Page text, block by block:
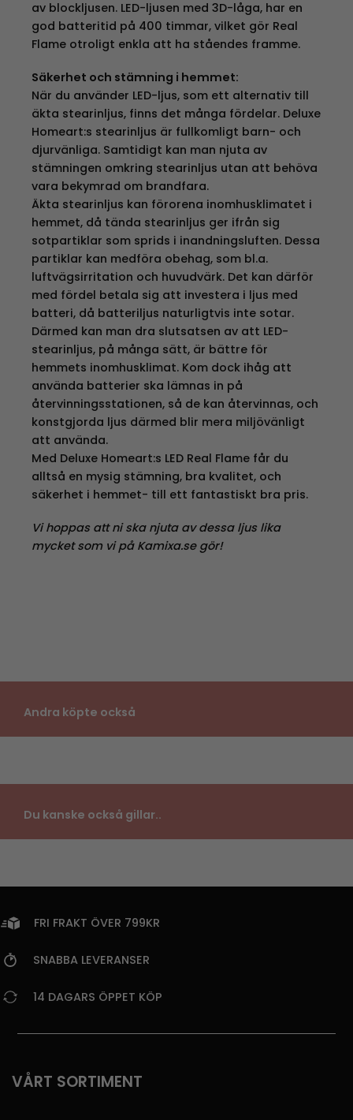
av blockljusen. LED-ljusen med 3D-låga, har en
god batteritid på 400 timmar, vilket gör Real
Flame otroligt enkla att ha ståendes framme.
Säkerhet och stämning i hemmet:
När du använder LED-ljus, som ett alternativ till
äkta stearinljus, finns det många fördelar. Deluxe
Homeart:s stearinljus är fullkomligt barn- och
djurvänliga. Samtidigt kan man njuta av
stämningen omkring stearinljus utan att behöva
vara bekymrad om brandfara.
Äkta stearinljus kan förorena inomhusklimatet i
hemmet, då tända stearinljus ger ifrån sig
sotpartiklar som sprids i inandningsluften. Dessa
partiklar kan medföra obehag, som bl.a.
luftvägsirritation och huvudvärk. Det kan därför
med fördel betala sig att investera i ljus med
batteri, då batteriljus naturligtvis inte sotar.
Därmed kan man dra slutsatsen av att LED-
stearinljus, på många sätt, är bättre för
hemmets inomhusklimat. Kom dock ihåg att
använda batterier ska lämnas in på
återvinningsstationen, så de kan återvinnas, och
konstgjorda ljus därmed blir mera miljövänligt
att använda.
Med Deluxe Homeart:s LED Real Flame får du
alltså en mysig stämning, bra kvalitet, och
säkerhet i hemmet- till ett fantastiskt bra pris.
Vi hoppas att ni ska njuta av dessa ljus lika
mycket som vi på Kamixa.se gör!
Andra köpte också
Du kanske också gillar..
FRI FRAKT ÖVER 799KR
SNABBA LEVERANSER
14 DAGARS ÖPPET KÖP
VÅRT SORTIMENT